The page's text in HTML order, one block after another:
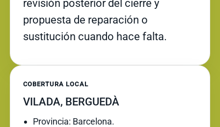
revisión posterior del cierre y
propuesta de reparación o
sustitución cuando hace falta.
COBERTURA LOCAL
VILADA, BERGUEDÀ
Provincia: Barcelona.